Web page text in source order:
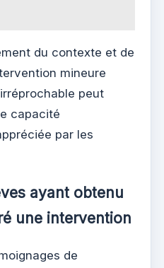
du contexte et de
mineure
peut
capacité
par les
ayant obtenu
une intervention
de